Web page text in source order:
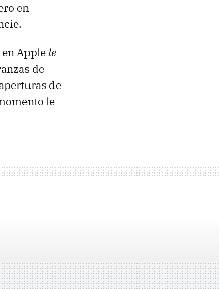
en
Applele
de
de
le